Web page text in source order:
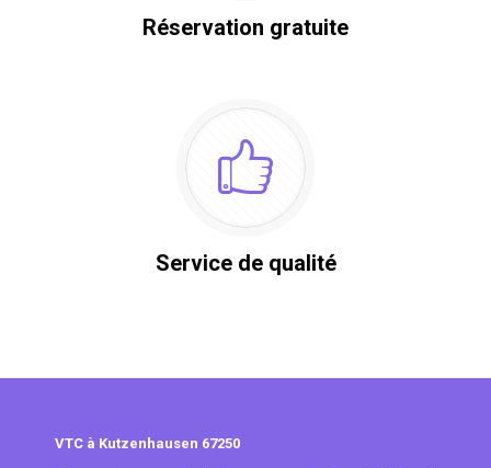
Réservation gratuite
Service de qualité
VTC à Kutzenhausen 67250